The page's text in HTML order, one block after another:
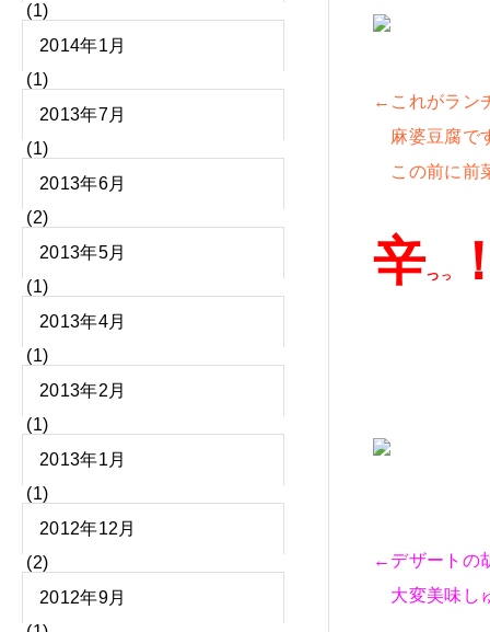
(1)
2014年1月
(1)
2013年7月
(1)
2013年6月
(2)
2013年5月
(1)
2013年4月
(1)
2013年2月
(1)
2013年1月
(1)
2012年12月
(2)
2012年9月
←これがラン
麻婆豆腐で
この前に前
辛っ っ
←デザートの
大変美味し